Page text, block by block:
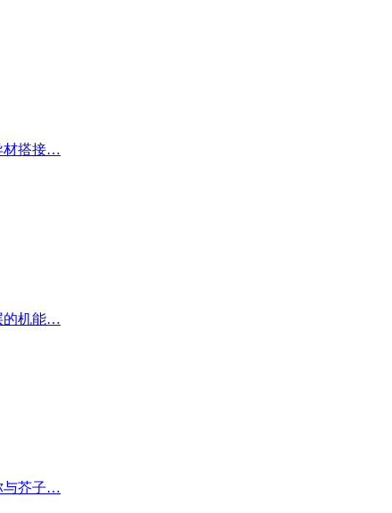
材搭接…
的机能…
与芥子…